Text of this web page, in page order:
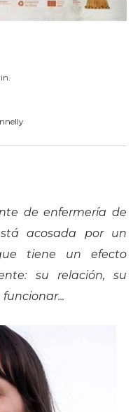
de enfermería de
acosada por un
tiene un efecto
su relación, su